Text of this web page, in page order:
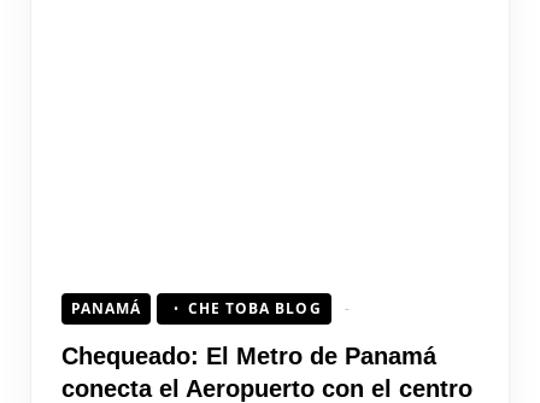
PANAMÁ CHE TOBA BLOG
Chequeado: El Metro de Panamá
conecta el Aeropuerto con el centro